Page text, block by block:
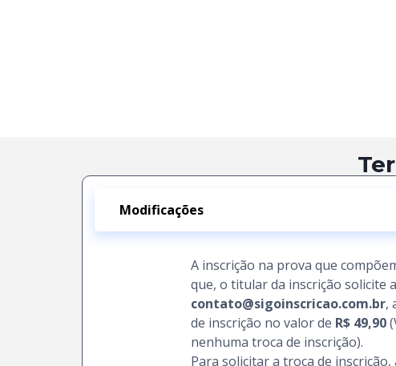
Modificações
A inscrição na prova que
que, o titular da inscrição solicite
contato@sigoinscricao.com.br,
de inscrição no valor de R$ 49,90
nenhuma troca de inscrição).
Para solicitar a troca de